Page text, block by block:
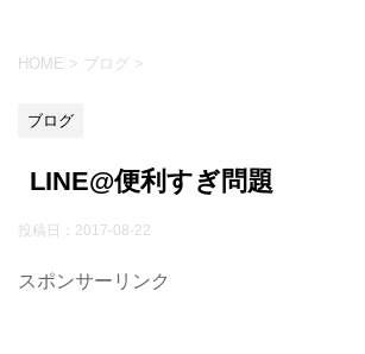
HOME > ブログ >
ブログ
LINE@便利すぎ問題
投稿日： 2017-08-22
スポンサーリンク